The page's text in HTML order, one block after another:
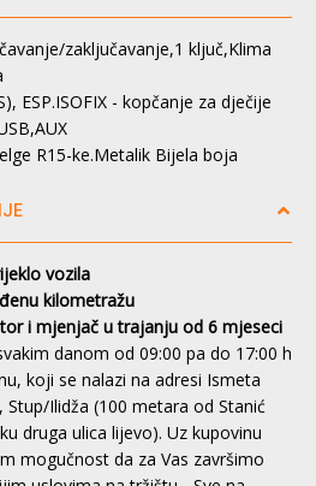
zaključavanje,1 ključ,Klima
ESP.ISOFIX - kopčanje za dječije
R15-ke.Metalik Bijela boja
vozila
kilometražu
i mjenjač u trajanju od 6 mjeseci
danom od 09:00 pa do 17:00 h
koji se nalazi na adresi Ismeta
Stup/Ilidža (100 metara od Stanić
druga ulica lijevo). Uz kupovinu
mogučnost da za Vas završimo